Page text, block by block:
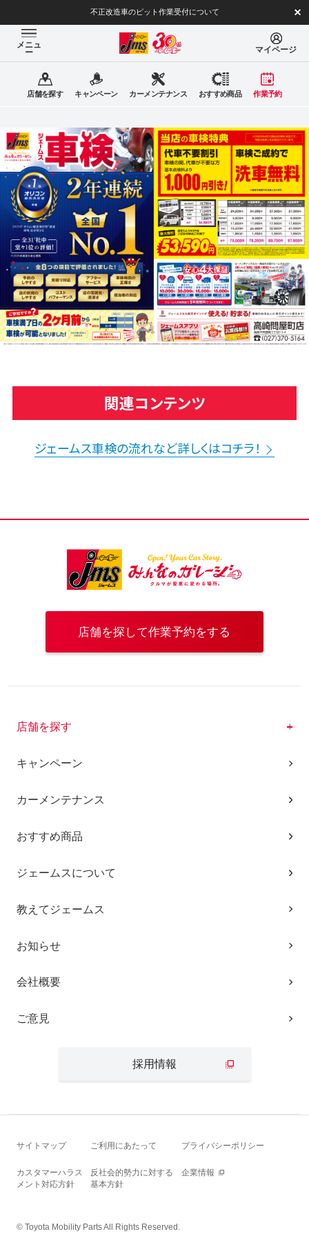
不正改造車のピット作業受付について
メニュ
ー マイページ
店舗を探す キャンペーン カーメンテナンス おすすめ商品 作業予約
関連コンテンツ
ジェームス車検の流れなど詳しくはコチラ！
店舗を探して作業予約をする
店舗を探す
キャンペーン
カーメンテナンス
おすすめ商品
ジェームスについて
教えてジェームス
お知らせ
会社概要
ご意見
採用情報
サイトマップ ご利用にあたって プライバシーポリシー
カスタマーハラス
メント対応方針
反社会的勢力に対する
基本方針
企業情報
© Toyota Mobility Parts All Rights Reserved.